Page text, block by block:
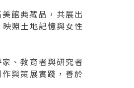
館典藏品，共展出
照土地記憶與女性
、教育者與研究者
與策展實踐，善於